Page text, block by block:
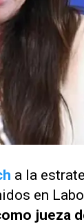
a la
en
jueza